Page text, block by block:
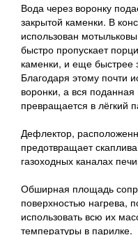
Вода через воронку
закрытой каменки. В
использован
быстро пропускает
каменки, и еще быстрее
Благодаря этому почти
воронки, а вся
превращается в лёгкий
Дефлектор,
предотвращает
газоходных каналах
Обширная площадь
поверхностью нагрева,
использовать всю их
температуры в парилке.